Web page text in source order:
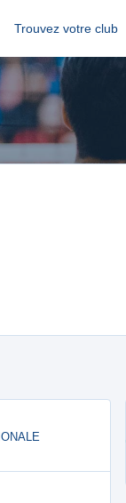
Trouvez votre club